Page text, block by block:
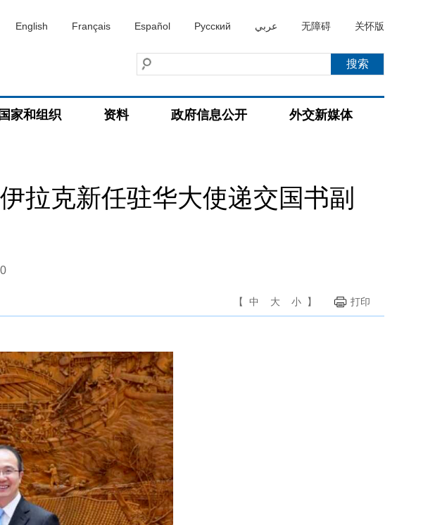
English Français Español Русский عربي 无障碍 关怀版
国家和组织 资料 政府信息公开 外交新媒体
拉克新任驻华大使递交国书副
【 中 大 小 】 打印